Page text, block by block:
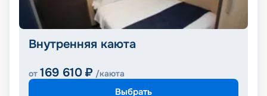
Внутренняя каюта
от 169 610 ₽ /каюта
Выбрать